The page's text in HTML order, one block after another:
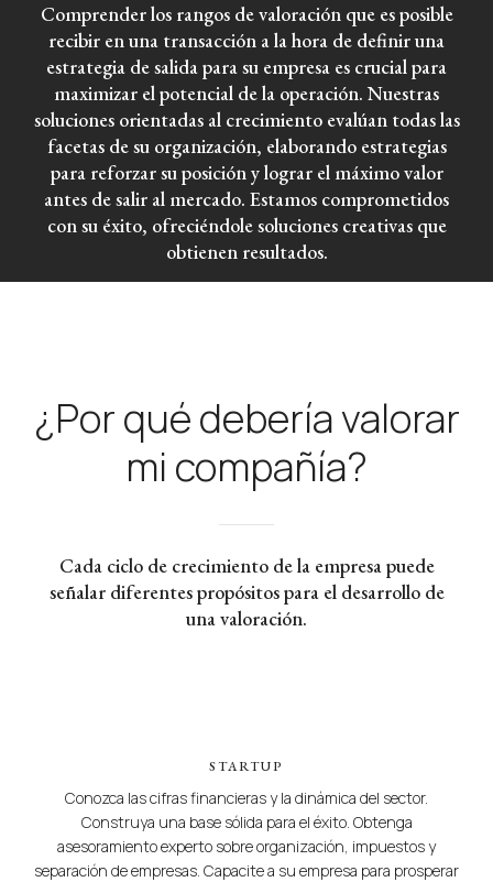
Comprender los rangos de valoración que es posible
recibir en una transacción a la hora de definir una
estrategia de salida para su empresa es crucial para
maximizar el potencial de la operación. Nuestras
soluciones orientadas al crecimiento evalúan todas las
facetas de su organización, elaborando estrategias
para reforzar su posición y lograr el máximo valor
antes de salir al mercado. Estamos comprometidos
con su éxito, ofreciéndole soluciones creativas que
obtienen resultados.
¿Por qué debería valorar
mi compañía?
Cada ciclo de crecimiento de la empresa puede
señalar diferentes propósitos para el desarrollo de
una valoración.
STARTUP
Conozca las cifras financieras y la dinámica del sector.
Construya una base sólida para el éxito. Obtenga
asesoramiento experto sobre organización, impuestos y
separación de empresas. Capacite a su empresa para prosperar